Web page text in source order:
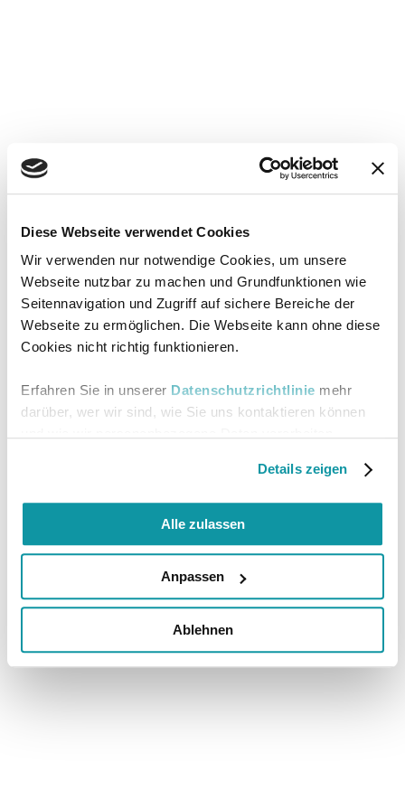
Diese Webseite verwendet Cookies
Wir verwenden nur notwendige Cookies, um unsere
Webseite nutzbar zu machen und Grundfunktionen wie
Seitennavigation und Zugriff auf sichere Bereiche der
Webseite zu ermöglichen. Die Webseite kann ohne diese
Cookies nicht richtig funktionieren.
Erfahren Sie in unserer Datenschutzrichtlinie mehr
darüber, wer wir sind, wie Sie uns kontaktieren können
Details zeigen
Alle zulassen
Anpassen
Ablehnen